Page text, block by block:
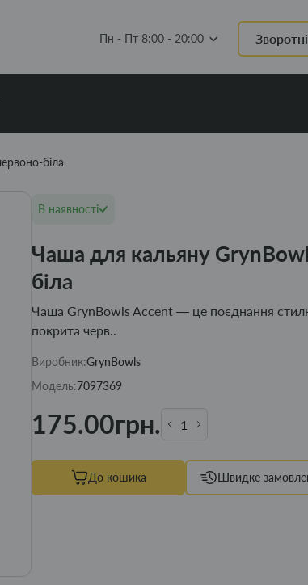
Пн - Пт 8:00 - 20:00
біла
В наявності
Чаша для кальяну
біла
Чаша GrynBowls Accent — це поєднання стилю
покрита черв..
Виробник:GrynBowls
Модель:7097369
175.00грн.
До кошика Швидке